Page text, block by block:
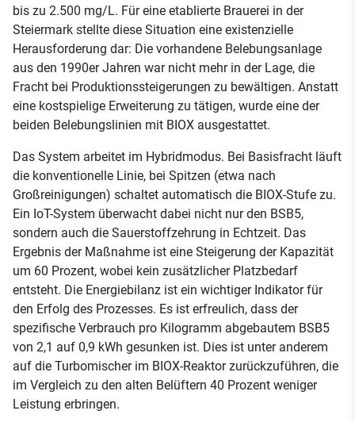
bis zu 2.500 mg/L. Für eine etablierte Brauerei in der
Steiermark stellte diese Situation eine existenzielle
Herausforderung dar: Die vorhandene Belebungsanlage
aus den 1990er Jahren war nicht mehr in der Lage, die
Fracht bei Produktionssteigerungen zu bewältigen. Anstatt
eine kostspielige Erweiterung zu tätigen, wurde eine der
beiden Belebungslinien mit BIOX ausgestattet.
Das System arbeitet im Hybridmodus. Bei Basisfracht läuft
die konventionelle Linie, bei Spitzen (etwa nach
Großreinigungen) schaltet automatisch die BIOX-Stufe zu.
Ein IoT-System überwacht dabei nicht nur den BSB5,
sondern auch die Sauerstoffzehrung in Echtzeit. Das
Ergebnis der Maßnahme ist eine Steigerung der Kapazität
um 60 Prozent, wobei kein zusätzlicher Platzbedarf
entsteht. Die Energiebilanz ist ein wichtiger Indikator für
den Erfolg des Prozesses. Es ist erfreulich, dass der
spezifische Verbrauch pro Kilogramm abgebautem BSB5
von 2,1 auf 0,9 kWh gesunken ist. Dies ist unter anderem
auf die Turbomischer im BIOX-Reaktor zurückzuführen, die
im Vergleich zu den alten Belüftern 40 Prozent weniger
Leistung erbringen.